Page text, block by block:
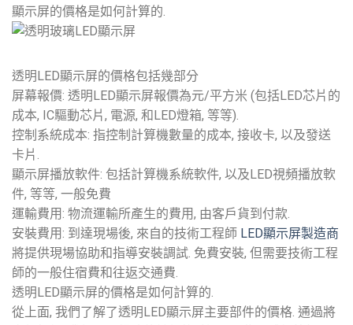
顯示屏的價格是如何計算的.
透明LED顯示屏的價格包括幾部分
屏幕報價: 透明LED顯示屏報價為元/平方米 (包括LED芯片的
成本, IC驅動芯片, 電源, 和LED燈箱, 等等).
控制系統成本: 指控制計算機數量的成本, 接收卡, 以及發送
卡片.
顯示屏播放軟件: 包括計算機系統軟件, 以及LED視頻播放軟
件, 等等, 一般免費
運輸費用: 物流運輸所產生的費用, 由客戶貨到付款.
安裝費用: 到達現場後, 來自的技術工程師 LED顯示屏製造商
將提供現場協助和指導安裝調試. 免費安裝, 但需要技術工程
師的一般住宿費和往返交通費.
透明LED顯示屏的價格是如何計算的.
從上面, 我們了解了透明LED顯示屏主要部件的價格. 通過將